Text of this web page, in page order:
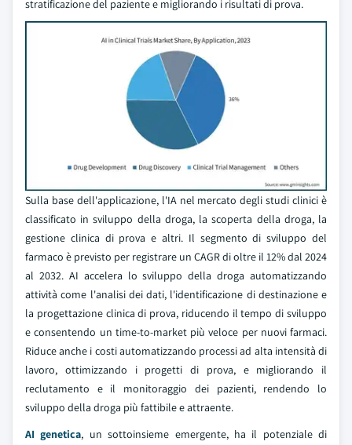
stratificazione del paziente e migliorando i risultati di prova.
Sulla base dell'applicazione, l'IA nel mercato degli studi clinici è
classificato in sviluppo della droga, la scoperta della droga, la
gestione clinica di prova e altri. Il segmento di sviluppo del
farmaco è previsto per registrare un CAGR di oltre il 12% dal 2024
al 2032. AI accelera lo sviluppo della droga automatizzando
attività come l'analisi dei dati, l'identificazione di destinazione e
la progettazione clinica di prova, riducendo il tempo di sviluppo
e consentendo un time-to-market più veloce per nuovi farmaci.
Riduce anche i costi automatizzando processi ad alta intensità di
lavoro, ottimizzando i progetti di prova, e migliorando il
reclutamento e il monitoraggio dei pazienti, rendendo lo
sviluppo della droga più fattibile e attraente.
AI genetica, un sottoinsieme emergente, ha il potenziale di